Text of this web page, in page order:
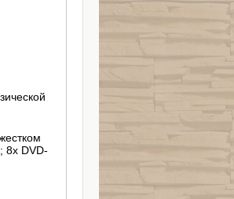
8х DVD-